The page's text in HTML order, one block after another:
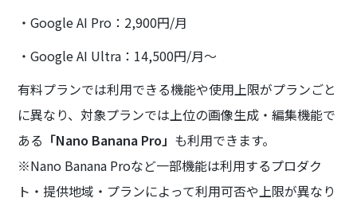
・Google AI Pro：2,900円/月
・Google AI Ultra：14,500円/月〜
有料プランでは利用できる機能や使用上限がプランごと
に異なり、対象プランでは上位の画像生成・編集機能で
ある 「Nano Banana Pro」 も利用できます。
※Nano Banana Proなど一部機能は利用するプロダク
ト・提供地域・プランによって利用可否や上限が異なり